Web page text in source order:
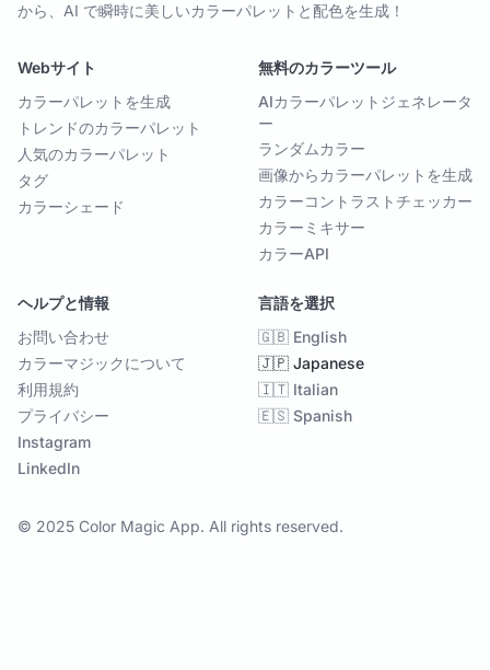
から、AI で瞬時に美しいカラーパレットと配色を生成！
Webサイト
カラーパレットを生成
トレンドのカラーパレット
人気のカラーパレット
タグ
カラーシェード
無料のカラーツール
AIカラーパレットジェネレータ
ー
ランダムカラー
画像からカラーパレットを生成
カラーコントラストチェッカー
カラーミキサー
カラーAPI
ヘルプと情報
お問い合わせ
カラーマジックについて
利用規約
プライバシー
Instagram
LinkedIn
言語を選択
🇬🇧 English
🇯🇵 Japanese
🇮🇹 Italian
🇪🇸 Spanish
© 2025 Color Magic App. All rights reserved.